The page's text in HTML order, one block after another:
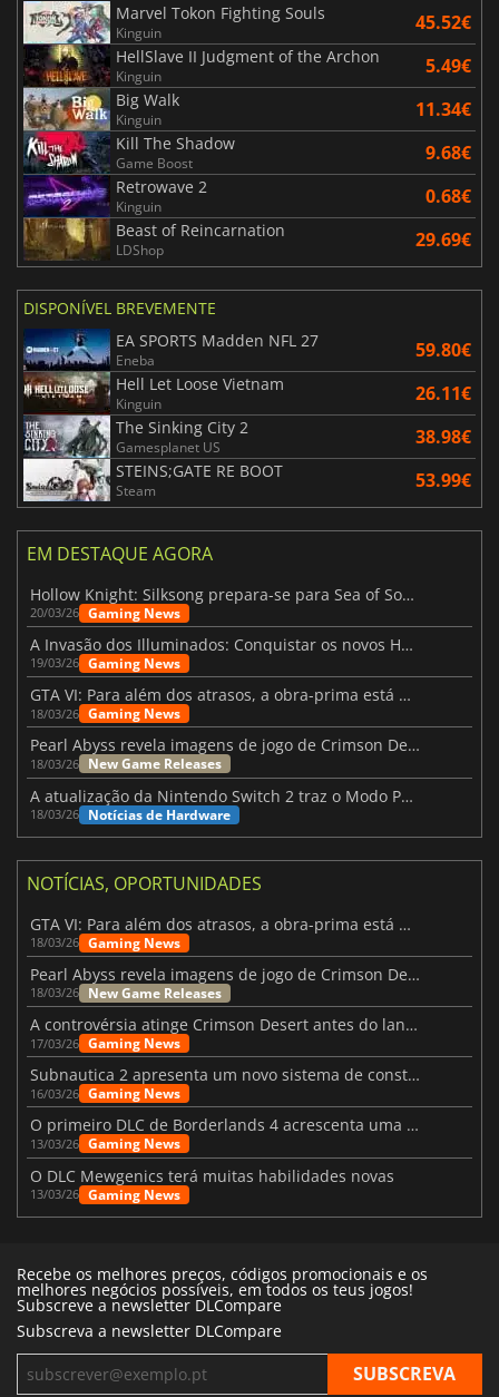
Marvel Tokon Fighting Souls
Kinguin 45.52€
HellSlave II Judgment of the Archon
Kinguin 5.49€
Big Walk
Kinguin 11.34€
Kill The Shadow
Game Boost 9.68€
Retrowave 2
Kinguin 0.68€
Beast of Reincarnation
LDShop 29.69€
DISPONÍVEL BREVEMENTE
EA SPORTS Madden NFL 27
Eneba 59.80€
Hell Let Loose Vietnam
Kinguin 26.11€
The Sinking City 2
Gamesplanet US 38.98€
STEINS;GATE RE BOOT
Steam 53.99€
EM DESTAQUE AGORA
Hollow Knight: Silksong prepara-se para Sea of Sorrow com um patch
20/03/26 Gaming News
A Invasão dos Illuminados: Conquistar os novos Helldivers 2 Atualização!
19/03/26 Gaming News
GTA VI: Para além dos atrasos, a obra-prima está quase a chegar
18/03/26 Gaming News
Pearl Abyss revela imagens de jogo de Crimson Desert para a PS5
18/03/26 New Game Releases
A atualização da Nintendo Switch 2 traz o Modo Portátil aos jogos mais antigos da Switch
18/03/26 Notícias de Hardware
NOTÍCIAS, OPORTUNIDADES
GTA VI: Para além dos atrasos, a obra-prima está quase a chegar
18/03/26 Gaming News
Pearl Abyss revela imagens de jogo de Crimson Desert para a PS5
18/03/26 New Game Releases
A controvérsia atinge Crimson Desert antes do lançamento
17/03/26 Gaming News
Subnautica 2 apresenta um novo sistema de construção de bases
16/03/26 Gaming News
O primeiro DLC de Borderlands 4 acrescenta uma nova personagem e muito mais
13/03/26 Gaming News
O DLC Mewgenics terá muitas habilidades novas
13/03/26 Gaming News
Recebe os melhores preços, códigos promocionais e os
melhores negócios possíveis, em todos os teus jogos!
Subscreve a newsletter DLCompare
Subscreva a newsletter DLCompare